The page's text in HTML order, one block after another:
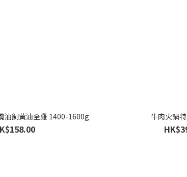
油飼黃油全雞 1400-1600g 牛肉火鍋